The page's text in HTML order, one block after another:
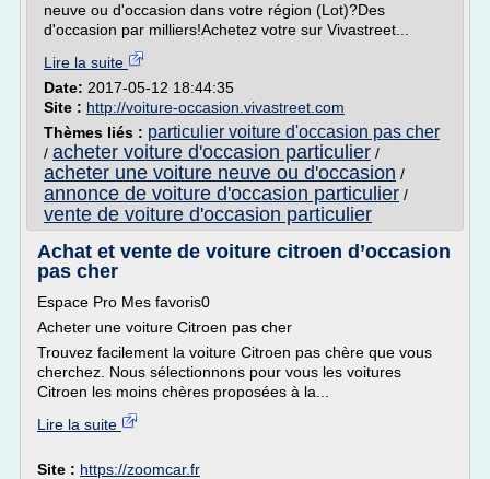
neuve ou d'occasion dans votre région (Lot)?Des
d'occasion par milliers!Achetez votre sur Vivastreet...
Lire la suite
Date: 2017-05-12 18:44:35
Site : http://voiture-occasion.vivastreet.com
Thèmes liés : particulier voiture d'occasion pas cher
/ acheter voiture d'occasion particulier /
acheter une voiture neuve ou d'occasion /
annonce de voiture d'occasion particulier /
vente de voiture d'occasion particulier
Achat et vente de voiture citroen d’occasion
pas cher
Espace Pro Mes favoris0
Acheter une voiture Citroen pas cher
Trouvez facilement la voiture Citroen pas chère que vous
cherchez. Nous sélectionnons pour vous les voitures
Citroen les moins chères proposées à la...
Lire la suite
Site : https://zoomcar.fr